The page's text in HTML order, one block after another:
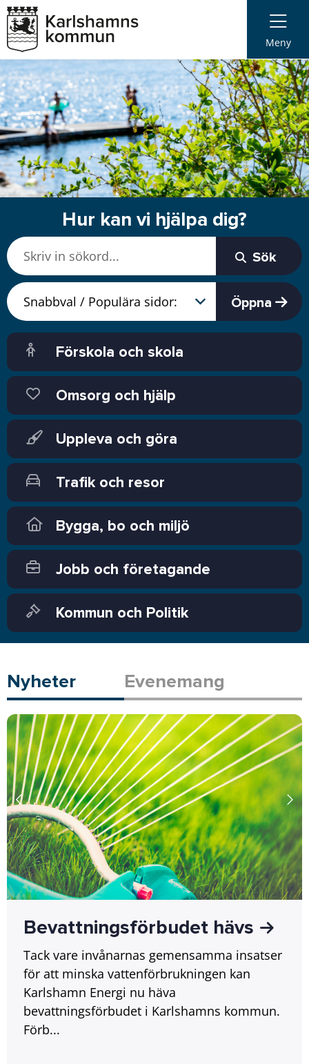
Meny
Hur kan vi hjälpa dig?
Sök
Öppna
Förskola och skola
Omsorg och hjälp
Uppleva och göra
Trafik och resor
Bygga, bo och miljö
Jobb och företagande
Kommun och Politik
Nyheter Evenemang
Bevattningsförbudet hävs
Tack vare invånarnas gemensamma insatser
för att minska vattenförbrukningen kan
Karlshamn Energi nu häva
bevattningsförbudet i Karlshamns kommun.
Förb...